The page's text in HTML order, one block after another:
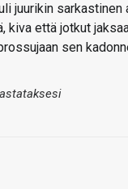
juurikin sarkastinen
kiva että jotkut
sen